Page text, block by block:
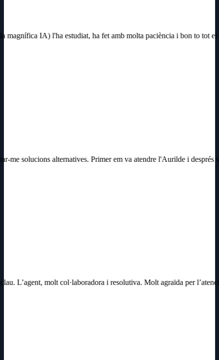
IA) l'ha estudiat, ha fet amb molta paciència i bon to
me solucions alternatives. Primer em va atendre l'Aurilde i
L’agent, molt col·laboradora i resolutiva. Molt agraïda per